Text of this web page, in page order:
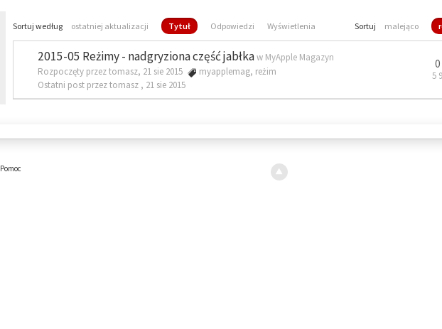
Sortuj według ostatniej aktualizacji Tytuł Odpowiedzi Wyświetlenia Sortuj malejąco
2015-05 Reżimy - nadgryziona część jabłkaw MyApple Magazyn
Rozpoczęty przez tomasz, 21 sie 2015
myapplemag, reżim
Ostatni post przez tomasz , 21 sie 2015
5
Pomoc